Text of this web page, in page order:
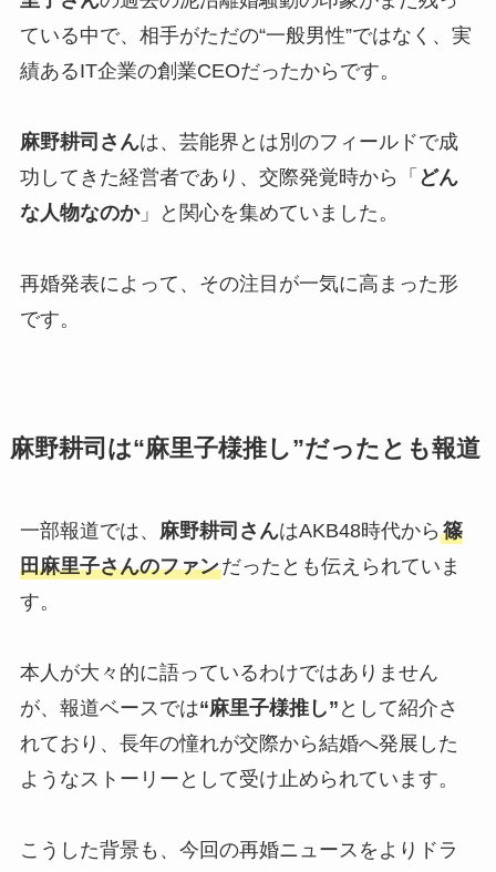
ている中で、相手がただの“一般男性”ではなく、実
績あるIT企業の創業CEOだったからです。
麻野耕司さんは、芸能界とは別のフィールドで成
功してきた経営者であり、交際発覚時から「 どん
な人物なのか」と関心を集めていました。
再婚発表によって、その注目が一気に高まった形
です。
麻野耕司は“麻里子様推し”だったとも報道
一部報道では、 麻野耕司さんはAKB48時代から 篠
田麻里子さんのファンだったとも伝えられていま
す。
本人が大々的に語っているわけではありません
が、報道ベースでは“麻里子様推し” として紹介さ
れており、長年の憧れが交際から結婚へ発展した
ようなストーリーとして受け止められています。
こうした背景も、今回の再婚ニュースをよりドラ